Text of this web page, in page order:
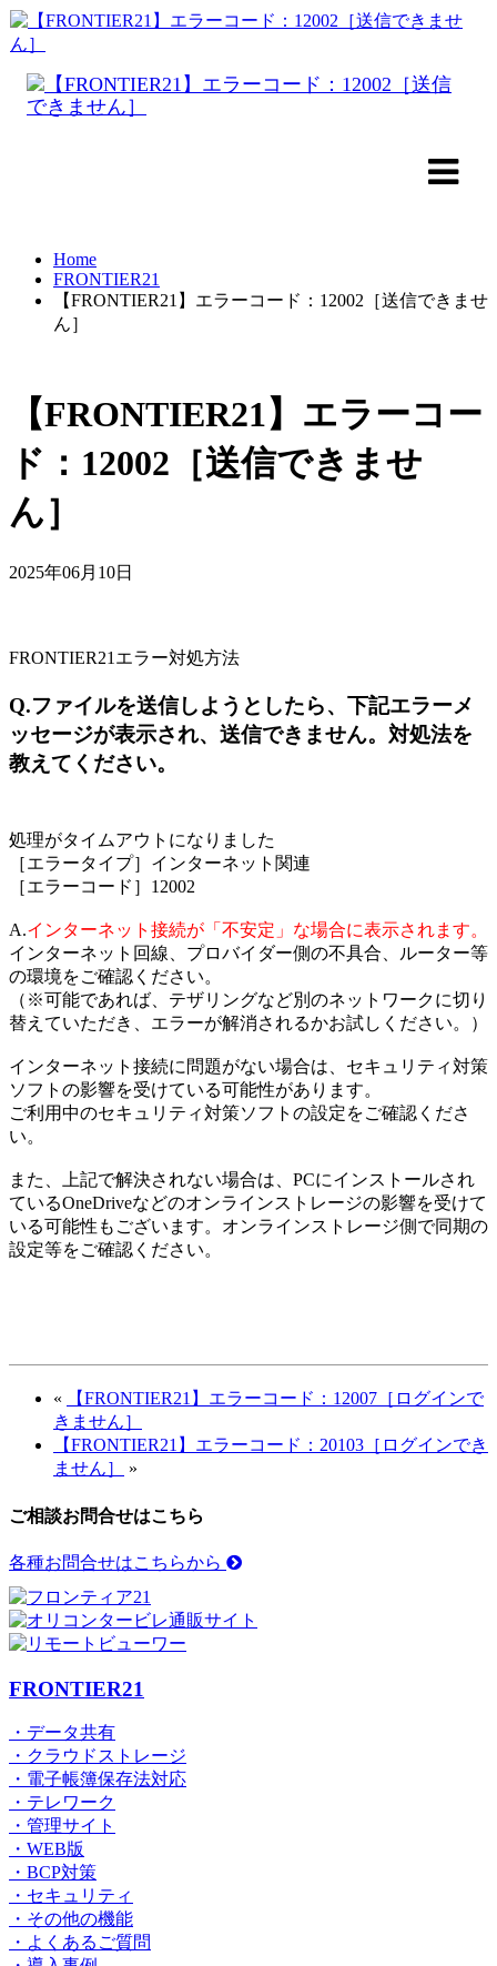
Home
FRONTIER21
【FRONTIER21】エラーコード：12002［送信できませ
ん］
【FRONTIER21】エラーコー
ド：12002［送信できませ
ん］
2025年06月10日
FRONTIER21エラー対処方法
Q.ファイルを送信しようとしたら、下記エラーメ
ッセージが表示され、送信できません。対処法を
教えてください。
処理がタイムアウトになりました
［エラータイプ］インターネット関連
［エラーコード］12002
A.インターネット接続が「不安定」な場合に表示されます。
インターネット回線、プロバイダー側の不具合、ルーター等
の環境をご確認ください。
（※可能であれば、テザリングなど別のネットワークに切り
替えていただき、エラーが解消されるかお試しください。）
インターネット接続に問題がない場合は、セキュリティ対策
ソフトの影響を受けている可能性があります。
ご利用中のセキュリティ対策ソフトの設定をご確認くださ
い。
また、上記で解決されない場合は、PCにインストールされ
ているOneDriveなどのオンラインストレージの影響を受けて
いる可能性もございます。オンラインストレージ側で同期の
設定等をご確認ください。
«
【FRONTIER21】エラーコード：12007［ログインで
きません］
【FRONTIER21】エラーコード：20103［ログインでき
ません］
»
ご相談お問合せはこちら
各種お問合せはこちらから
FRONTIER21
・データ共有
・クラウドストレージ
・電子帳簿保存法対応
・テレワーク
・管理サイト
・WEB版
・BCP対策
・セキュリティ
・その他の機能
・よくあるご質問